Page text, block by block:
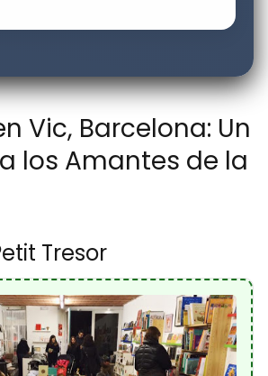
Vic, Barcelona: Un
los Amantes de la
Tresor